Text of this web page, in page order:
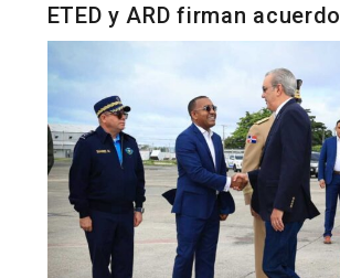
ETED y ARD firman acuerdo